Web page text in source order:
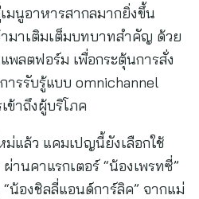
มนูอาหารสากลมากยิ่งขึ้น
มาเติมเต็มบทบาทสำคัญ ด้วย
ลตฟอร์ม เพื่อกระตุ้นการสั่ง
ารรับรู้แบบ omnichannel
ข้าถึงผู้บริโภค
แล้ว แคมเปญนี้ยังเลือกใช้
านคาแรกเตอร์ “น้องเพรทซี่”
“น้องชิลลี่แอนด์การ์ลิค” จากแม่